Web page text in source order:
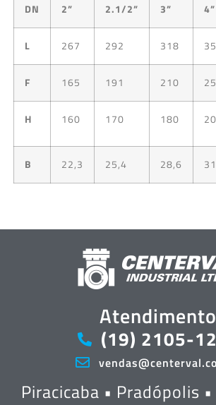
DN 2” 2.1/2” 3” 4”
L 267 292 318
F 165 191 210
H 160 170 180
B 22,3 25,4 28,6
Atendimento
(19) 2105-
Piracicaba • Pradópolis